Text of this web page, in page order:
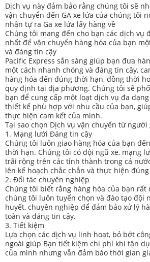
Dịch vụ này đảm bảo rằng chúng tôi sẽ
vận chuyển đến GA xe lửa của chúng tôi
nhận tự ra Ga xe lửa lấy hàng về
Chúng tôi mang đến cho bạn các dịch vụ
nhất để vận chuyển hàng hóa của bạn
và đáng tin cậy
Pacific Express sẵn sàng giúp bạn đưa
một cách nhanh chóng và đáng tin cậy,
hàng hóa đến đúng thời hạn, đồng thời
quy định tại địa phương. Chúng tôi sẽ
bạn để cung cấp một loạt dịch vụ đa
thiết kế phù hợp với nhu cầu của bạn,
thực hiện cam kết của mình.
Tại sao chọn Dịch vụ vận chuyển từ người
1. Mạng lưới Đáng tin cậy
Chúng tôi luôn giao hàng hóa của bạn
thời hạn. Chúng tôi có đội ngũ xe, mạng
trãi rộng trên các tỉnh thành trong cả
lên kế hoạch chắc chắn và thực hiện
2. Đối tác chuyên nghiệp
Chúng tôi biết rằng hàng hóa của bạn rất
chúng tôi luôn tuyển chọn và đào tạo đội
huyết, chuyên nghiệp để đảm bảo xử lý
toàn và đáng tin cậy.
3. Tiết kiệm
Lựa chọn các dịch vụ linh hoạt, bỏ bớt
ngoài giúp Bạn tiết kiệm chi phí khi tận
của mình nhưng vẫn đảm báo thời gian